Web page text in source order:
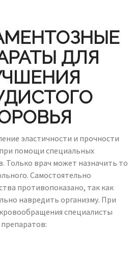
ДЛЯ
эластичности и прочности
помощи специальных
Только врач может назначить то
Самостоятельно
противопоказано, так как
навредить организму. При
специалисты